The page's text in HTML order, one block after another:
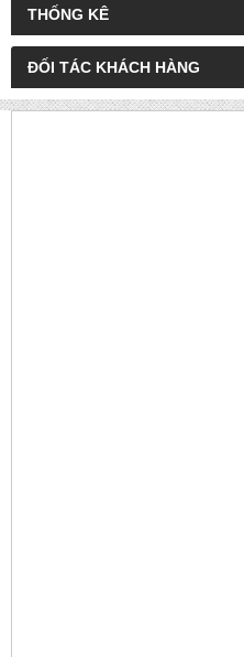
THỐNG KÊ
ĐỐI TÁC KHÁCH HÀNG